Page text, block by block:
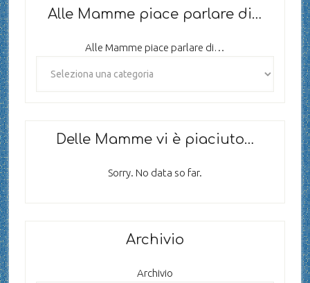
Alle Mamme piace parlare di…
Alle Mamme piace parlare di…
Delle Mamme vi è piaciuto…
Sorry. No data so far.
Archivio
Archivio